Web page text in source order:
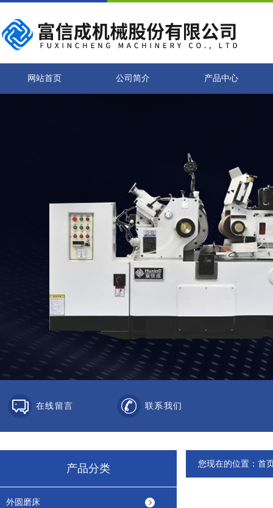
网站首页 公司简介 产品中心
在线留言 联系我们
产品分类
外圆磨床
您现在的位置： 首